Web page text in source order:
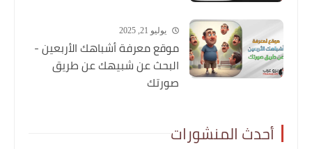
يوليو 21, 2025
موقع معرفة أشباهك الأربعين -
البحث عن شبيهك عن طريق
صورتك
أحدث المنشورات